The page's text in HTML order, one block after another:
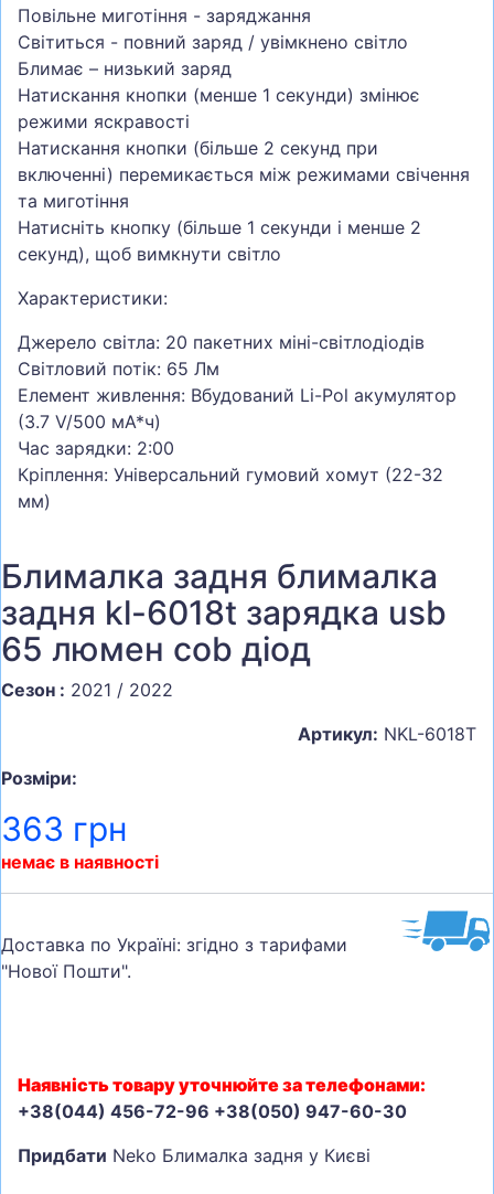
Повільне миготіння - заряджання
Світиться - повний заряд / увімкнено світло
Блимає – низький заряд
Натискання кнопки (менше 1 секунди) змінює
режими яскравості
Натискання кнопки (більше 2 секунд при
включенні) перемикається між режимами свічення
та миготіння
Натисніть кнопку (більше 1 секунди і менше 2
секунд), щоб вимкнути світло
Характеристики:
Джерело світла: 20 пакетних міні-світлодіодів
Світловий потік: 65 Лм
Елемент живлення: Вбудований Li-Pol акумулятор
(3.7 V/500 мА*ч)
Час зарядки: 2:00
Кріплення: Універсальний гумовий хомут (22-32
мм)
Блималка задня блималка
задня kl-6018t зарядка usb
65 люмен cob діод
Сезон : 2021 / 2022
Артикул: NKL-6018T
Розміри:
363 грн
немає в наявності
Доставка по Україні: згідно з тарифами
"Нової Пошти".
Наявність товару уточнюйте за телефонами:
+38(044) 456-72-96 +38(050) 947-60-30
Придбати Neko Блималка задня у Києві